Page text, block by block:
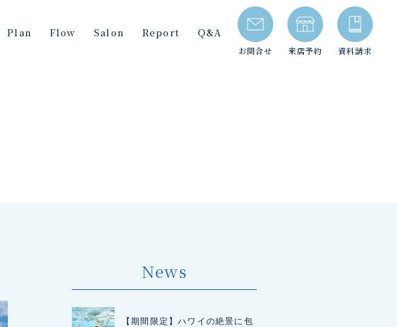
Plan Flow Salon Report Q&A
お問合せ 来店予約 資料請求
News
【期間限定】ハワイの絶景に包